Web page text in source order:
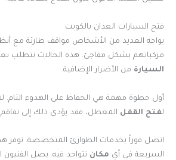
فتح السيارات العدان بالكويت
يواجه العديد من الأشخاص مواقف طارئة مع
مركباتهم بشكل مفاجئ. هذه الحالات تتطلب
السيارة من الأضرار الإضافية.
أول خطوة مهمة هي الحفاظ على الهدوء التام.
لفتح القفل المعطل، فقد يؤدي ذلك إلى
اتصل فوراً بخدمات الطوارئ المتخصصة. توفر
السريعة في أي مكان تتواجد فيه. يصل